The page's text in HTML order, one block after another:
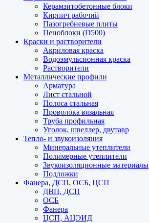
Керамзитобетонные блоки
Кирпич рабочий
Пазогребневые плиты
Пеноблоки (D500)
Краски и растворители
Акриловая краска
Водоэмульсионная краска
Растворители
Металлические профили
Арматура
Лист стальной
Полоса стальная
Проволока вязальная
Труба профильная
Уголок, швеллер, двутавр
Тепло- и звукоизоляция
Минеральные утеплители
Полимерные утеплители
Звукоизоляционные материалы
Подложки
Фанера, ДСП, ОСБ, ЦСП
ДВП, ДСП
ОСБ
Фанера
ЦСП, АЦЭИД